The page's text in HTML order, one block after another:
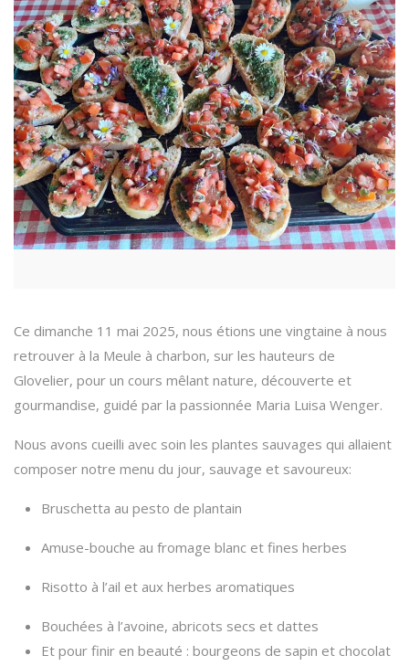
Ce dimanche 11 mai 2025, nous étions une vingtaine à nous
retrouver à la Meule à charbon, sur les hauteurs de
Glovelier, pour un cours mêlant nature, découverte et
gourmandise, guidé par la passionnée Maria Luisa Wenger.
Nous avons cueilli avec soin les plantes sauvages qui allaient
composer notre menu du jour, sauvage et savoureux:
Bruschetta au pesto de plantain
Amuse-bouche au fromage blanc et fines herbes
Risotto à l’ail et aux herbes aromatiques
Bouchées à l’avoine, abricots secs et dattes
Et pour finir en beauté : bourgeons de sapin et chocolat